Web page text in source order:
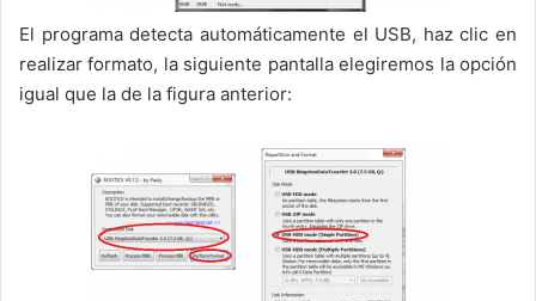
El programa detecta automáticamente el USB, haz clic en
realizar formato, la siguiente pantalla elegiremos la opción
igual que la de la figura anterior: